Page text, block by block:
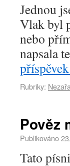
Jednou
Vlak byl
nebo
napsala
příspěvek
Rubriky:
Pověz
Publikováno
Tato